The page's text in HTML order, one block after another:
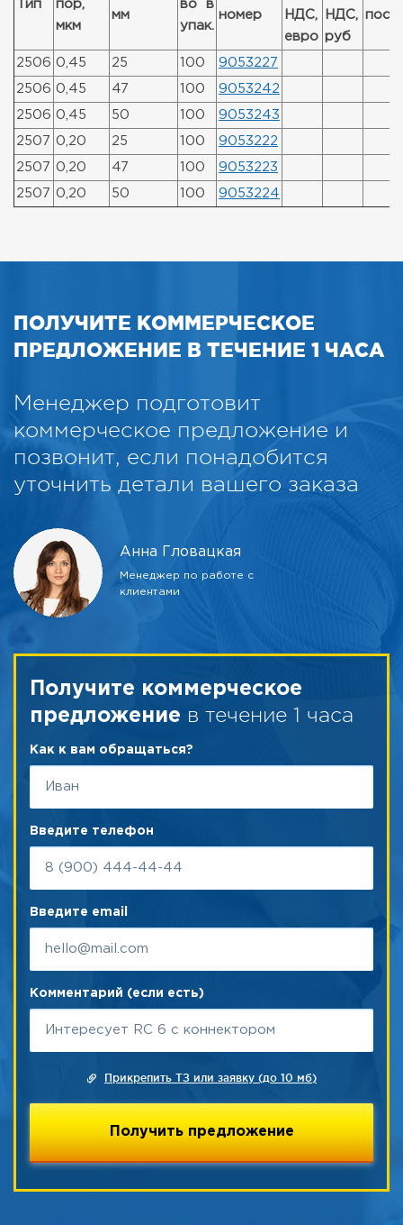
Тип
пор,
мкм
мм
во в
упак.
номер
НДС,
евро
НДС,
руб
2506 0,45 25 100 9053227
2506 0,45 47 100 9053242
2506 0,45 50 100 9053243
2507 0,20 25 100 9053222
2507 0,20 47 100 9053223
2507 0,20 50 100 9053224
ПОЛУЧИТЕ КОММЕРЧЕСКОЕ
ПРЕДЛОЖЕНИЕ В ТЕЧЕНИЕ 1 ЧАСА
Менеджер подготовит
коммерческое предложение и
позвонит, если понадобится
уточнить детали вашего заказа
Анна Гловацкая
Менеджер по работе с
клиентами
Получите коммерческое
предложение в течение 1 часа
Как к вам обращаться?
Введите телефон
Введите email
Комментарий (если есть)
Прикрепить ТЗ или заявку (до 10 мб)